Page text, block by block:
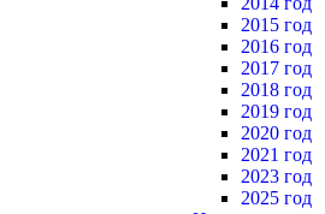
2015 год
2016 год
2017 год
2018 год
2019 год
2020 год
2021 год
2023 год
2025 год